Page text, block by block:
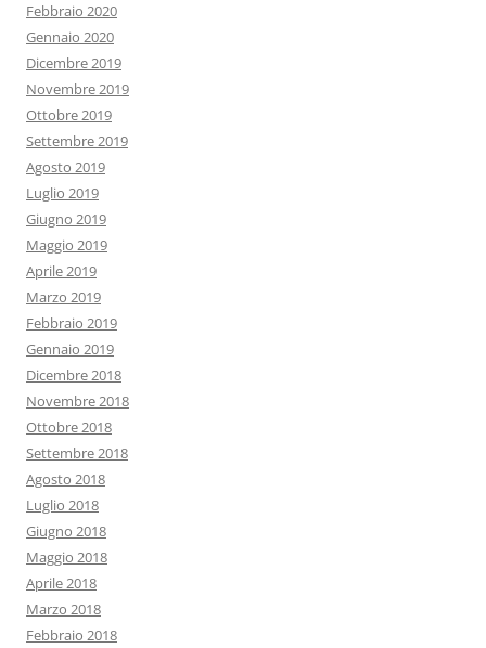
Febbraio 2020
Gennaio 2020
Dicembre 2019
Novembre 2019
Ottobre 2019
Settembre 2019
Agosto 2019
Luglio 2019
Giugno 2019
Maggio 2019
Aprile 2019
Marzo 2019
Febbraio 2019
Gennaio 2019
Dicembre 2018
Novembre 2018
Ottobre 2018
Settembre 2018
Agosto 2018
Luglio 2018
Giugno 2018
Maggio 2018
Aprile 2018
Marzo 2018
Febbraio 2018